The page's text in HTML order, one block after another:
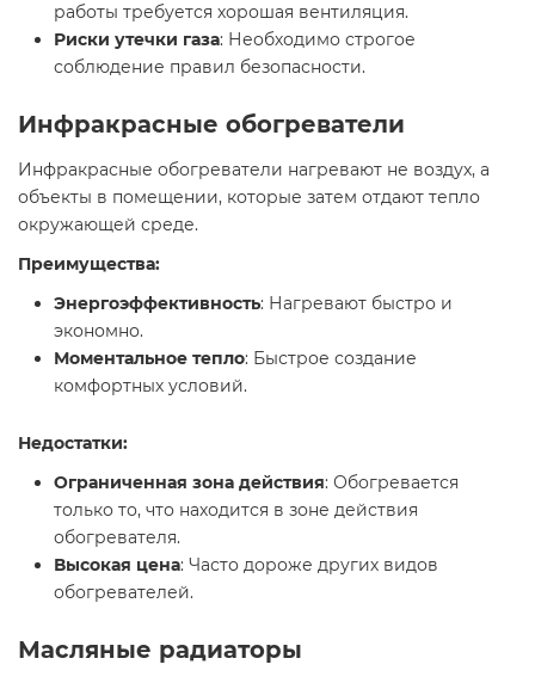
работы требуется хорошая вентиляция.
Риски утечки газа: Необходимо строгое
соблюдение правил безопасности.
Инфракрасные обогреватели
Инфракрасные обогреватели нагревают не воздух, а
объекты в помещении, которые затем отдают тепло
окружающей среде.
Преимущества:
Энергоэффективность: Нагревают быстро и
экономно.
Моментальное тепло: Быстрое создание
комфортных условий.
Недостатки:
Ограниченная зона действия: Обогревается
только то, что находится в зоне действия
обогревателя.
Высокая цена: Часто дороже других видов
обогревателей.
Масляные радиаторы